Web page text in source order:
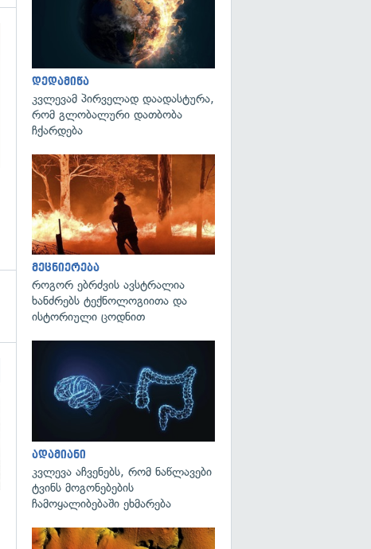
გადახედვა
დედამიწა
კვლევამ პირველად დაადასტურა,
რომ გლობალური დათბობა
ჩქარდება
მეცნიერება
როგორ ებრძვის ავსტრალია
ხანძრებს ტექნოლოგიითა და
ისტორიული ცოდნით
ადამიანი
კვლევა აჩვენებს, რომ ნაწლავები
ტვინს მოგონებების
ჩამოყალიბებაში ეხმარება